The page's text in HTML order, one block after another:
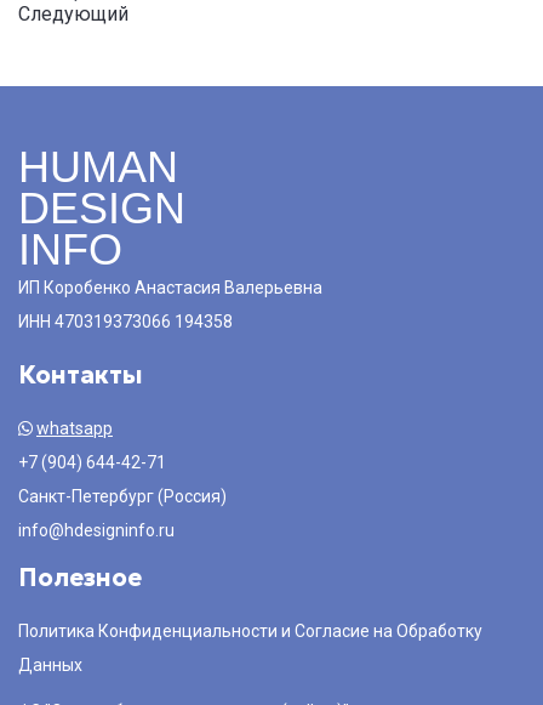
Следующий
HUMAN
DESIGN
INFO
ИП Коробенко Анастасия Валерьевна
ИНН 470319373066 194358
Контакты
whatsapp
+7 (904) 644-42-71
Санкт-Петербург (Россия)
info@hdesigninfo.ru
Полезное
Политика Конфиденциальности и Согласие на Обработку
Данных